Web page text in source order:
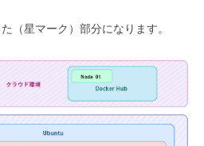
（星マーク）部分になります。